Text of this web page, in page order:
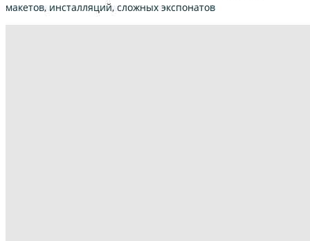
макетов, инсталляций, сложных экспонатов